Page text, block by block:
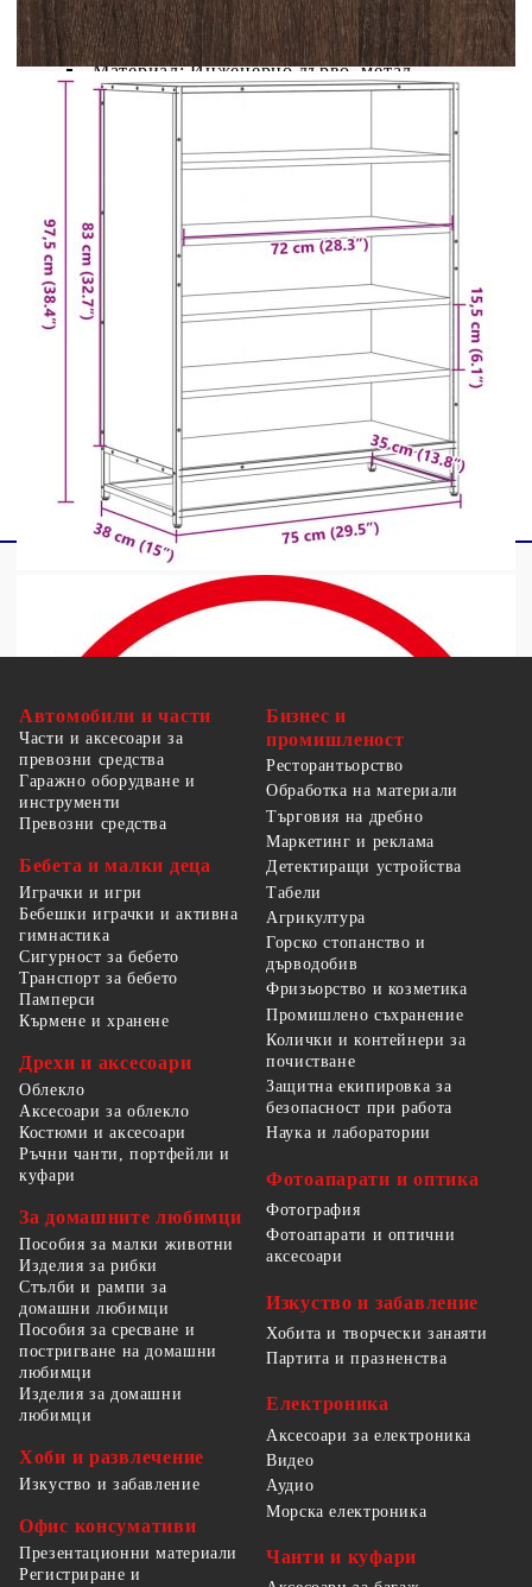
Цвят: Кафяв дъб
Материал: Инженерно дърво, метал
Общи размери: 75 x 38 x 97,5 см (Ш x Г x
Размери на отделенията (всяко): 72 x 35 x
Максимална товароносимост (обща): 60 кг
С 5 отделения
Необходим е монтаж
Повече подробности за предотвратяване на
преобръщането на вашите мебели можете да
Автомобили и части
Части и аксесоари за
превозни средства
Гаражно оборудване и
инструменти
Превозни средства
Бебета и малки деца
Играчки и игри
Бебешки играчки и активна
гимнастика
Сигурност за бебето
Транспорт за бебето
Памперси
Кърмене и хранене
Дрехи и аксесоари
Облекло
Аксесоари за облекло
Костюми и аксесоари
Ръчни чанти, портфейли и
куфари
За домашните любимци
Пособия за малки животни
Изделия за рибки
Стълби и рампи за
домашни любимци
Пособия за сресване и
постригване на домашни
любимци
Изделия за домашни
любимци
Хоби и развлечение
Изкуство и забавление
Офис консумативи
Презентационни материали
Регистриране и
Бизнес и
промишленост
Ресторантьорство
Обработка на материали
Търговия на дребно
Маркетинг и реклама
Детектиращи устройства
Табели
Агрикултура
Горско стопанство и
дърводобив
Фризьорство и козметика
Промишлено съхранение
Колички и контейнери за
почистване
Защитна екипировка за
безопасност при работа
Наука и лаборатории
Фотоапарати и оптика
Фотография
Фотоапарати и оптични
аксесоари
Изкуство и забавление
Хобита и творчески занаяти
Партита и празненства
Електроника
Аксесоари за електроника
Видео
Аудио
Морска електроника
Чанти и куфари